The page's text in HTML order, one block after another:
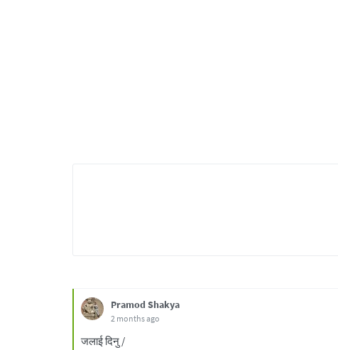
Pramod Shakya
2 months ago
जलाई दिनु /